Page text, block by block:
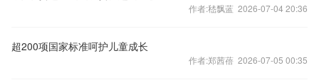
作者:嵇飘蓝 2026-07-04 20:36
超200项国家标准呵护儿童成长
作者:郑茜蓓 2026-07-05 00:35